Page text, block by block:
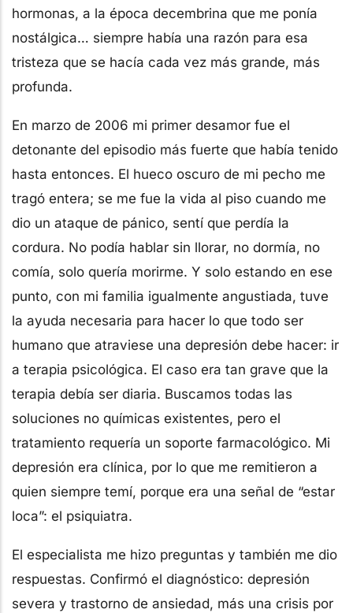
hormonas, a la época decembrina que me ponía
nostálgica… siempre había una razón para esa
tristeza que se hacía cada vez más grande, más
profunda.
En marzo de 2006 mi primer desamor fue el
detonante del episodio más fuerte que había tenido
hasta entonces. El hueco oscuro de mi pecho me
tragó entera; se me fue la vida al piso cuando me
dio un ataque de pánico, sentí que perdía la
cordura. No podía hablar sin llorar, no dormía, no
comía, solo quería morirme. Y solo estando en ese
punto, con mi familia igualmente angustiada, tuve
la ayuda necesaria para hacer lo que todo ser
humano que atraviese una depresión debe hacer: ir
a terapia psicológica. El caso era tan grave que la
terapia debía ser diaria. Buscamos todas las
soluciones no químicas existentes, pero el
tratamiento requería un soporte farmacológico. Mi
depresión era clínica, por lo que me remitieron a
quien siempre temí, porque era una señal de “estar
loca”: el psiquiatra.
El especialista me hizo preguntas y también me dio
respuestas. Confirmó el diagnóstico: depresión
severa y trastorno de ansiedad, más una crisis por